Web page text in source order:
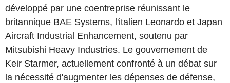
développé par une coentreprise réunissant le
britannique BAE Systems, l'italien Leonardo et Japan
Aircraft Industrial Enhancement, soutenu par
Mitsubishi Heavy Industries. Le gouvernement de
Keir Starmer, actuellement confronté à un débat sur
la nécessité d'augmenter les dépenses de défense,